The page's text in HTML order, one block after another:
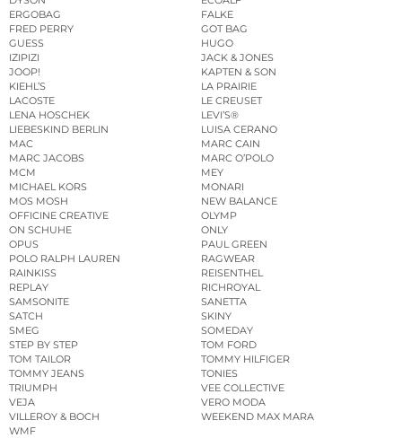
ERGOBAG
FALKE
FRED PERRY
GOT BAG
GUESS
HUGO
IZIPIZI
JACK & JONES
JOOP!
KAPTEN & SON
KIEHL’S
LA PRAIRIE
LACOSTE
LE CREUSET
LENA HOSCHEK
LEVI’S®
LIEBESKIND BERLIN
LUISA CERANO
MAC
MARC CAIN
MARC JACOBS
MARC O’POLO
MCM
MEY
MICHAEL KORS
MONARI
MOS MOSH
NEW BALANCE
OFFICINE CREATIVE
OLYMP
ON SCHUHE
ONLY
OPUS
PAUL GREEN
POLO RALPH LAUREN
RAGWEAR
RAINKISS
REISENTHEL
REPLAY
RICHROYAL
SAMSONITE
SANETTA
SATCH
SKINY
SMEG
SOMEDAY
STEP BY STEP
TOM FORD
TOM TAILOR
TOMMY HILFIGER
TOMMY JEANS
TONIES
TRIUMPH
VEE COLLECTIVE
VEJA
VERO MODA
VILLEROY & BOCH
WEEKEND MAX MARA
WMF